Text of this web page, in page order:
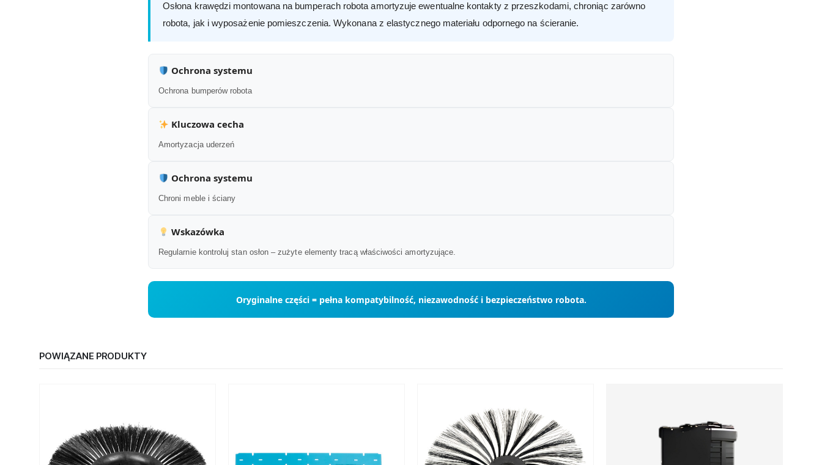
Osłona krawędzi montowana na bumperach robota amortyzuje ewentualne kontakty z przeszkodami, chroniąc zarówno
robota, jak i wyposażenie pomieszczenia. Wykonana z elastycznego materiału odpornego na ścieranie.
Ochrona systemu
Ochrona bumperów robota
Kluczowa cecha
Amortyzacja uderzeń
Ochrona systemu
Chroni meble i ściany
Wskazówka
Regularnie kontroluj stan osłon – zużyte elementy tracą właściwości amortyzujące.
Oryginalne części = pełna kompatybilność, niezawodność i bezpieczeństwo robota.
POWIĄZANE PRODUKTY